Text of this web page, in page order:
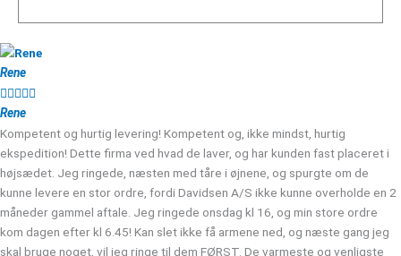
Rene

Rene
Kompetent og hurtig levering! Kompetent og, ikke mindst, hurtig
ekspedition! Dette firma ved hvad de laver, og har kunden fast placeret i
højsædet. Jeg ringede, næsten med tåre i øjnene, og spurgte om de
kunne levere en stor ordre, fordi Davidsen A/S ikke kunne overholde en 2
måneder gammel aftale. Jeg ringede onsdag kl 16, og min store ordre
kom dagen efter kl 6.45! Kan slet ikke få armene ned, og næste gang jeg
skal bruge noget, vil jeg ringe til dem FØRST. De varmeste og venligste